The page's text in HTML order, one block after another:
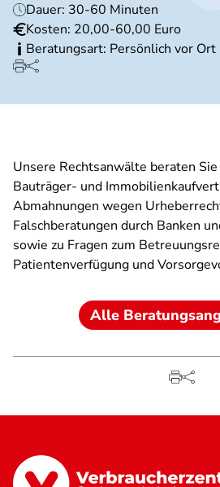
Dauer: 30-60 Minuten
Kosten: 20,00-60,00 Euro
Beratungsart: Persönlich vor Ort
Unsere Rechtsanwälte beraten Sie
Bauträger- und
Abmahnungen wegen
Falschberatungen durch Banken
sowie zu Fragen zum
Patientenverfügung und
Alle